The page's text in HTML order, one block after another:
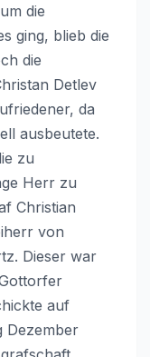
die
ging, blieb die
die
Detlev
da
ausbeutete.
zu
Herr zu
Christian
von
Dieser war
auf
Dezember